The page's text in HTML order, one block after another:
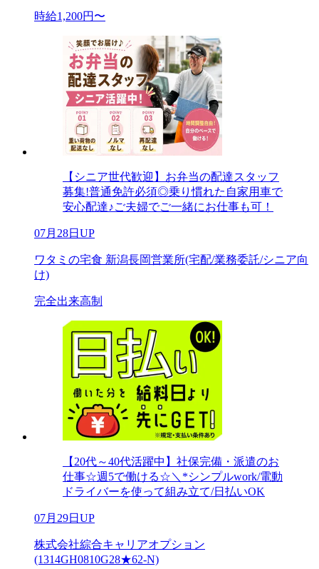
時給1,200円〜
【シニア世代歓迎】お弁当の配達スタッフ
募集!普通免許必須◎乗り慣れた自家用車で
安心配達♪ご夫婦でご一緒にお仕事も可！
07月28日UP
ワタミの宅食 新潟長岡営業所(宅配/業務委託/シニア向
け)
完全出来高制
【20代～40代活躍中】社保完備・派遣のお
仕事☆週5で働ける☆＼*シンプルwork/電動
ドライバーを使って組み立て/日払いOK
07月29日UP
株式会社綜合キャリアオプション
(1314GH0810G28★62-N)